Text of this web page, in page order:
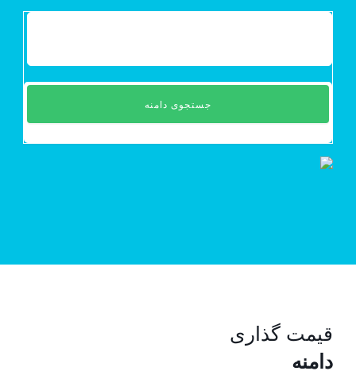
جستجوی دامنه
قیمت گذاری
دامنه